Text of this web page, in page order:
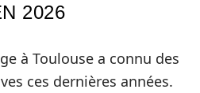
2026
à Toulouse a connu des
ces dernières années.